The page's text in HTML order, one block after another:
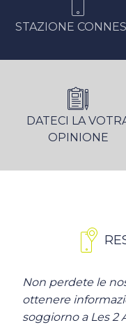
STAZIONE
DATECI LA
OPINIONE
Non perdete le
ottenere
soggiorno a Les 2